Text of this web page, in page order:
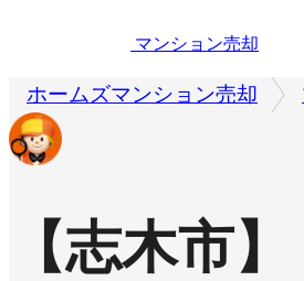
マンション売却
ホームズマンション売却
【志木市